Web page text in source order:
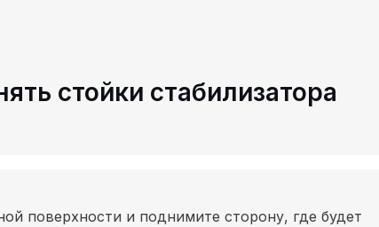
стойки стабилизатора
поверхности и поднимите сторону, где будет